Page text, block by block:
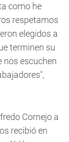
como he
respetamos
elegidos a
terminen su
nos escuchen
Cornejo a
recibió en